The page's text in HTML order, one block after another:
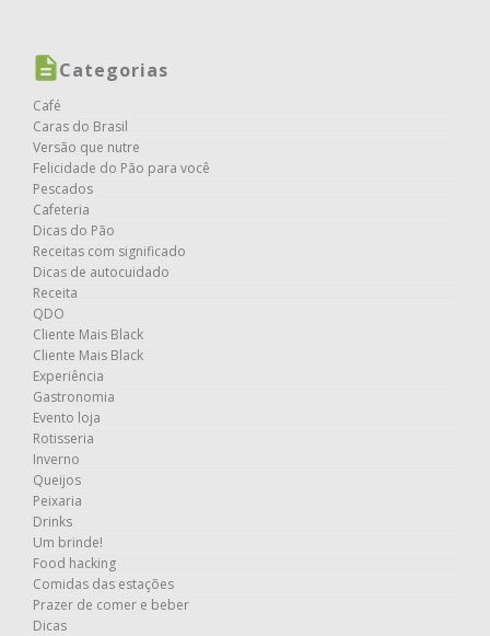
Categorias
Café
Caras do Brasil
Versão que nutre
Felicidade do Pão para você
Pescados
Cafeteria
Dicas do Pão
Receitas com significado
Dicas de autocuidado
Receita
QDO
Cliente Mais Black
Cliente Mais Black
Experiência
Gastronomia
Evento loja
Rotisseria
Inverno
Queijos
Peixaria
Drinks
Um brinde!
Food hacking
Comidas das estações
Prazer de comer e beber
Dicas